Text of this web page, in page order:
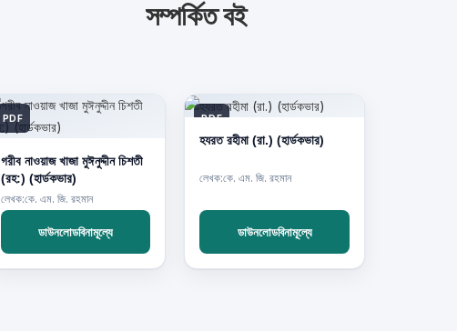
সম্পর্কিত বই
PDF
গরীব নাওয়াজ খাজা মুঈনুদ্দীন চিশতী
(রহ:) (হার্ডকভার)
লেখক:কে. এম. জি. রহমান
ডাউনলোডবিনামূল্যে
PDF
হযরত রহীমা (রা.) (হার্ডকভার)
লেখক:কে. এম. জি. রহমান
ডাউনলোডবিনামূল্যে